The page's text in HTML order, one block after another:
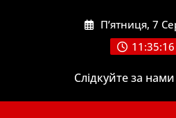
П’ятниця, 7
Слідкуйте за нами